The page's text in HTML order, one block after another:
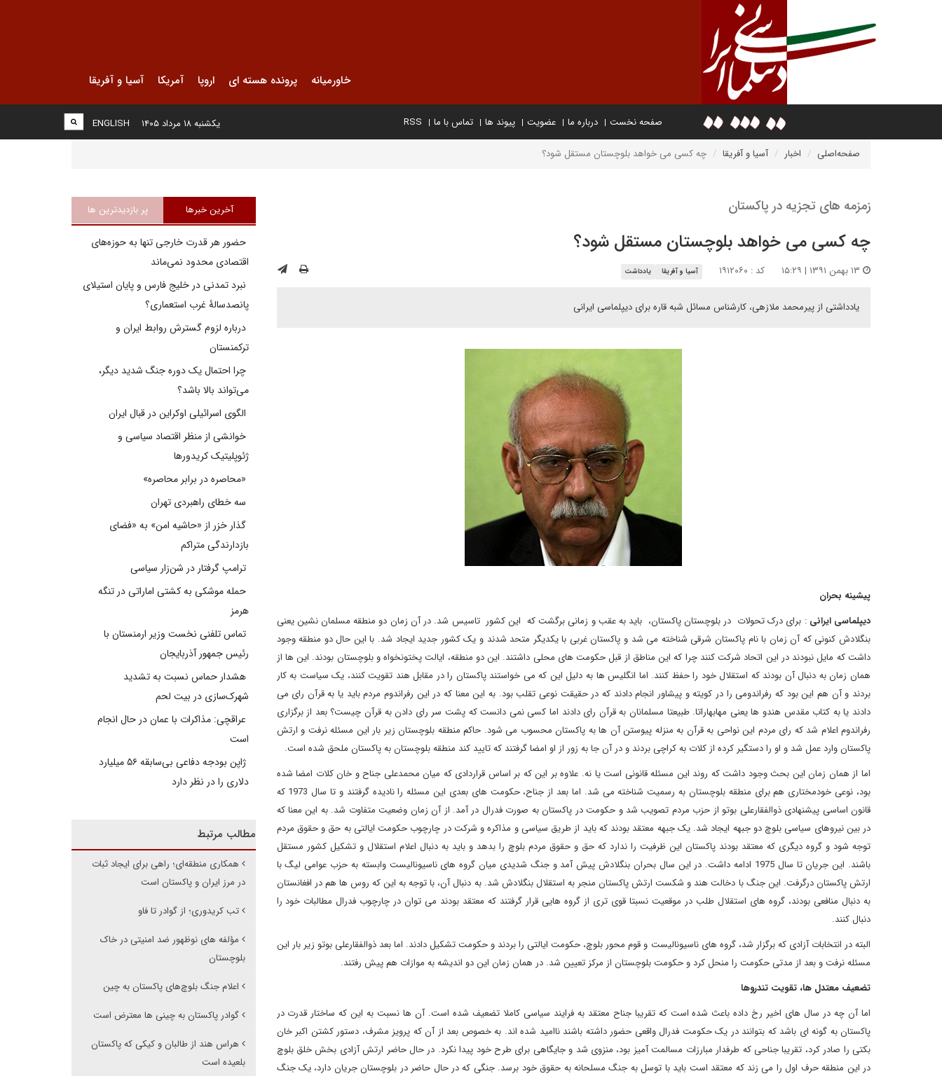
خاورمیانه پرونده هسته ای اروپا آمریکا آسیا و آفریقا
صفحه نخست درباره ما عضویت پیوند ها تماس با ما RSS
ENGLISH یکشنبه ۱۸ مرداد ۱۴۰۵
صفحه‌اصلی اخبار آسیا و آفریقا چه کسی می خواهد بلوچستان مستقل شود؟
زمزمه های تجزیه در پاکستان
چه کسی می خواهد بلوچستان مستقل شود؟
کد : ۱۹۱۲۰۶۰ آسیا و آفریقا یادداشت
یادداشتی از پیرمحمد ملازهی، کارشناس مسائل شبه قاره برای دیپلماسی ایرانی
پیشینه بحران
دیپلماسی ایرانی: برای درک تحولات در بلوچستان پاکستان، باید به عقب و زمانی برگشت که این کشور تاسیس شد. در آن زمان دو منطقه مسلمان نشین یعنی
بنگلادش کنونی که آن زمان با نام پاکستان شرقی شناخته می شد و پاکستان غربی با یکدیگر متحد شدند و یک کشور جدید ایجاد شد. با این حال دو منطقه وجود
داشت که مایل نبودند در این اتحاد شرکت کنند چرا که این مناطق از قبل حکومت های محلی داشتند. این دو منطقه، ایالت پختونخواه و بلوچستان بودند. این ها از
همان زمان به دنبال آن بودند که استقلال خود را حفظ کنند. اما انگلیس ها به دلیل این که می خواستند پاکستان را در مقابل هند تقویت کنند، یک سیاست به کار
بردند و آن هم این بود که رفراندومی را در کویته و پیشاور انجام دادند که در حقیقت نوعی تقلب بود. به این معنا که در این رفراندوم مردم باید یا به قرآن رای می
دادند یا به کتاب مقدس هندو ها یعنی مهابهاراتا. طبیعتا مسلمانان به قرآن رای دادند اما کسی نمی دانست که پشت سر رای دادن به قرآن چیست؟ بعد از برگزاری
رفراندوم اعلام شد که رای مردم این نواحی به قرآن به منزله پیوستن آن ها به پاکستان محسوب می شود. حاکم منطقه بلوچستان زیر بار این مسئله نرفت و ارتش
پاکستان وارد عمل شد و او را دستگیر کرده از کلات به کراچی بردند و در آن جا به زور از او امضا گرفتند که تایید کند منطقه بلوچستان به پاکستان ملحق شده است.
اما از همان زمان این بحث وجود داشت که روند این مسئله قانونی است یا نه. علاوه بر این که بر اساس قراردادی که میان محمدعلی جناح و خان کلات امضا شده
بود، نوعی خودمختاری هم برای منطقه بلوچستان به رسمیت شناخته می شد. اما بعد از جناح، حکومت های بعدی این مسئله را نادیده گرفتند و تا سال 1973 که
قانون اساسی پیشنهادی ذوالفقارعلی بوتو از حزب مردم تصویب شد و حکومت در پاکستان به صورت فدرال در آمد. از آن زمان وضعیت متفاوت شد. به این معنا که
در بین نیروهای سیاسی بلوچ دو جبهه ایجاد شد. یک جبهه معتقد بودند که باید از طریق سیاسی و مذاکره و شرکت در چارچوب حکومت ایالتی به حق و حقوق مردم
توجه شود و گروه دیگری که معتقد بودند پاکستان این ظرفیت را ندارد که حق و حقوق مردم بلوچ را بدهد و باید به دنبال اعلام استقلال و تشکیل کشور مستقل
باشند. این جریان تا سال 1975 ادامه داشت. در این سال بحران بنگلادش پیش آمد و جنگ شدیدی میان گروه های ناسیونالیست وابسته به حزب عوامی لیگ با
ارتش پاکستان درگرفت. این جنگ با دخالت هند و شکست ارتش پاکستان منجر به استقلال بنگلادش شد. به دنبال آن، با توجه به این که روس ها هم در افغانستان
به دنبال منافعی بودند، گروه های استقلال طلب در موقعیت نسبتا قوی تری از گروه هایی قرار گرفتند که معتقد بودند می توان در چارچوب فدرال مطالبات خود را
دنبال کنند.
البته در انتخابات آزادی که برگزار شد، گروه های ناسیونالیست و قوم محور بلوچ، حکومت ایالتی را بردند و حکومت تشکیل دادند. اما بعد ذوالفقارعلی بوتو زیر بار این
مسئله نرفت و بعد از مدتی حکومت را منحل کرد و حکومت بلوچستان از مرکز تعیین شد. در همان زمان این دو اندیشه به موازات هم پیش رفتند.
تضعیف معتدل ها، تقویت تندروها
اما آن چه در سال های اخیر رخ داده باعث شده است که تقریبا جناح معتقد به فرایند سیاسی کاملا تضعیف شده است. آن ها نسبت به این که ساختار قدرت در
پاکستان به گونه ای باشد که بتوانند در یک حکومت فدرال واقعی حضور داشته باشند ناامید شده اند. به خصوص بعد از آن که پرویز مشرف، دستور کشتن اکبر خان
بکتی را صادر کرد، تقریبا جناحی که طرفدار مبارزات مسالمت آمیز بود، منزوی شد و جایگاهی برای طرح خود پیدا نکرد. در حال حاضر ارتش آزادی بخش خلق بلوچ
در این منطقه حرف اول را می زند که معتقد است باید با توسل به جنگ مسلحانه به حقوق خود برسد. جنگی که در حال حاضر در بلوچستان جریان دارد، یک جنگ
آخرین خبرها پر بازدیدترین ها
حضور هر قدرت خارجی تنها به حوزه‌های
اقتصادی محدود نمی‌ماند
نبرد تمدنی در خلیج فارس و پایان استیلای
پانصدسالۀ غرب استعماری؟
درباره لزوم گسترش روابط ایران و
ترکمنستان
چرا احتمال یک دوره جنگ شدید دیگر،
می‌تواند بالا باشد؟
الگوی اسرائیلی اوکراین در قبال ایران
خوانشی از منظر اقتصاد سیاسی و
ژئوپلیتیک کریدورها
«محاصره در برابر محاصره»
سه خطای راهبردی تهران
گذار خزر از «حاشیه امن» به «فضای
بازدارندگی متراکم
ترامپ گرفتار در شن‌زار سیاسی
حمله موشکی به کشتی اماراتی در تنگه
هرمز
تماس تلفنی نخست وزیر ارمنستان با
رئیس جمهور آذربایجان
هشدار حماس نسبت به تشدید
شهرک‌سازی در بیت‌ لحم
عراقچی: مذاکرات با عمان در حال انجام
است
ژاپن بودجه دفاعی بی‌سابقه ۵۶ میلیارد
دلاری را در نظر دارد
مطالب مرتبط
همکاری منطقه‌ای؛ راهی برای ایجاد ثبات
در مرز ایران و پاکستان است
تب کریدوری؛ از گوادر تا فاو
مؤلفه های نوظهور ضد امنیتی در خاک
بلوچستان
اعلام جنگ بلوچ‌های پاکستان به چین
گوادر پاکستان به چینی ها معترض است
هراس هند از طالبان و کیکی که پاکستان
بلعیده است